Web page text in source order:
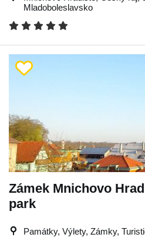
Mladoboleslavsko
Zámek Mnichovo
park
Památky, Výlety, Zámky,